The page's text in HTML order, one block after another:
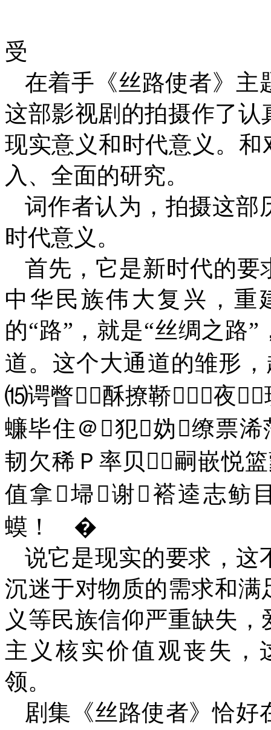
受
在着手《丝路使者》主
这部影视剧的拍摄作了
现实意义和时代意义。
入、全面的研究。
词作者认为，拍摄这部
时代意义。
首先，它是新时代的要
中华民族伟大复兴，重
的“路”，就是“丝绸之路
道。这个大通道的雏形
⒂谔瞥酥撩鞒夜
蠊毕住＠犯妫缭票
韧欠稀Ｐ率贝嗣嵌悦
值拿埽谢褡逵志鲂
蟆！ �
说它是现实的要求，这
沉迷于对物质的需求和
义等民族信仰严重缺失
主义核实价值观丧失，
领。
剧集《丝路使者》恰好